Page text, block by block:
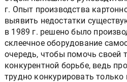
г. Опыт производства
выявить недостатки
в 1989 г. решено было
склеечное оборудование
очередь, чтобы помочь своей
конкурентной борьбе, ведь
трудно конкурировать только